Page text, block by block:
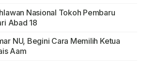
Nasional Tokoh Pembaru
Abad 18
NU, Begini Cara Memilih Ketua
Aam